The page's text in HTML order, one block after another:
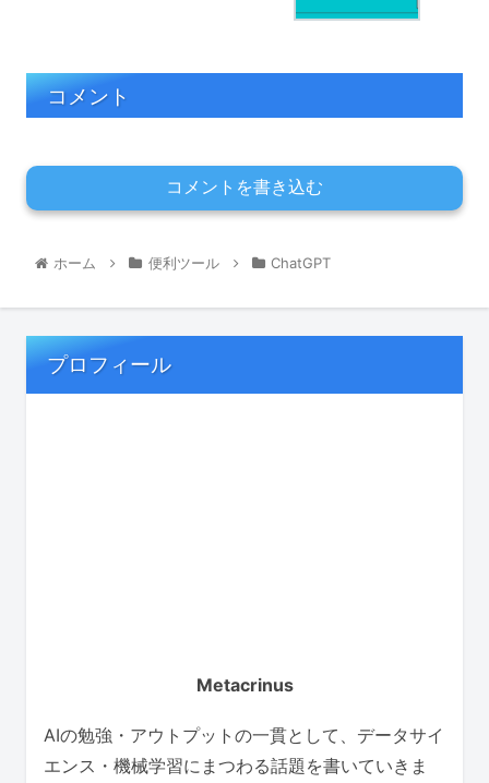
コメント
コメントを書き込む
ホーム 便利ツール ChatGPT
プロフィール
Metacrinus
AIの勉強・アウトプットの一貫として、データサイ
エンス・機械学習にまつわる話題を書いていきま